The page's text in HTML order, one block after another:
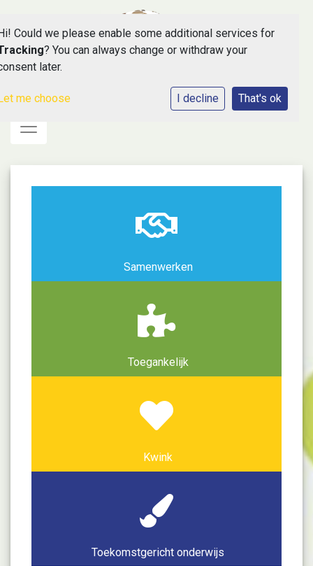
Toggle navigation
Samenwerken
Toegankelijk
Kwink
Toekomstgericht onderwijs
Could we please enable some additional services for
? You can always change or withdraw your
later.
me choose I decline That's ok